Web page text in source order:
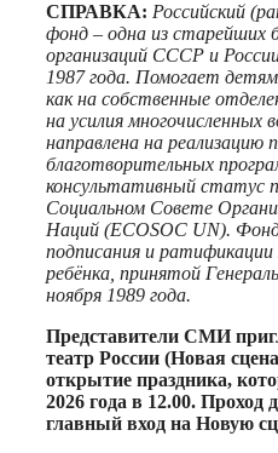
СПРАВКА: Российский
фонд – одна из старейших
организаций СССР и
1987 года. Помогает
как на собственные
на усилия
направлена на реализацию
благотворительных
консультативный статус
Социальном Совете
Наций (ECOSOC UN).
подписания и ратификации
ребёнка, принятой
ноября 1989 года.
Представители СМИ
театр России (Новая
открытие праздника,
2026 года в 12.00. Проход
главный вход на Новую